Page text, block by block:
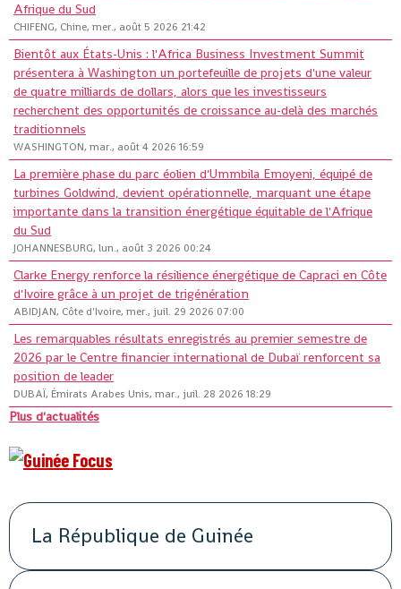
Afrique du Sud
CHIFENG, Chine, mer., août 5 2026 21:42
Bientôt aux États-Unis : l'Africa Business Investment Summit
présentera à Washington un portefeuille de projets d'une valeur
de quatre milliards de dollars, alors que les investisseurs
recherchent des opportunités de croissance au-delà des marchés
traditionnels
WASHINGTON, mar., août 4 2026 16:59
La première phase du parc éolien d'Ummbila Emoyeni, équipé de
turbines Goldwind, devient opérationnelle, marquant une étape
importante dans la transition énergétique équitable de l'Afrique
du Sud
JOHANNESBURG, lun., août 3 2026 00:24
Clarke Energy renforce la résilience énergétique de Capraci en Côte
d'Ivoire grâce à un projet de trigénération
ABIDJAN, Côte d'Ivoire, mer., juil. 29 2026 07:00
Les remarquables résultats enregistrés au premier semestre de
2026 par le Centre financier international de Dubaï renforcent sa
position de leader
DUBAÏ, Émirats Arabes Unis, mar., juil. 28 2026 18:29
Plus d'actualités
La République de Guinée